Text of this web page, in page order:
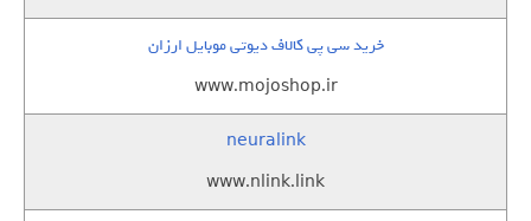
خرید سی پی کالاف دیوتی موبایل ارزان
www.mojoshop.ir
neuralink
www.nlink.link